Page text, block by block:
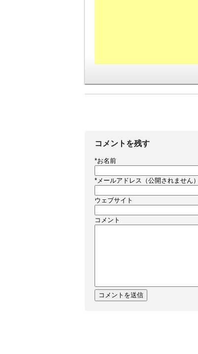
コメントを残す
*お名前
*メールアドレス（公開されません）
ウェブサイト
コメント